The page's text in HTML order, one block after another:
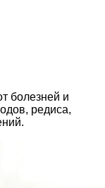
болезней и
редиса,